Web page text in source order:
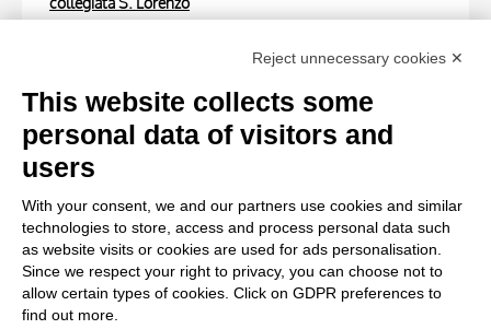
Università di Pisa. Dipartimento di Storia delle Arti ,
Anonimo - sec. XII - Prospetto della facciata della
Photo Entry
Università di Pisa. Dipartimento di Storia delle Arti ,
Castelfiorentino - Collegiata di S. Lorenzo
Reject unnecessary cookies ✕
This website collects some
personal data of visitors and
users
With your consent, we and our partners use cookies and similar
technologies to store, access and process personal data such
as website visits or cookies are used for ads personalisation.
Since we respect your right to privacy, you can choose not to
allow certain types of cookies. Click on GDPR preferences to
find out more.